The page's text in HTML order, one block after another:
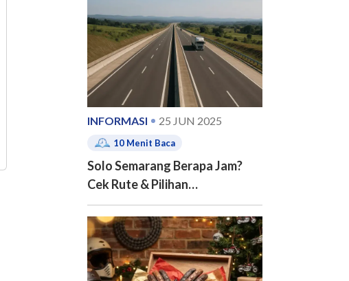
table of contents
INFORMASI 25 JUN 2025
10 Menit Baca
Solo Semarang Berapa Jam?
Cek Rute & Pilihan
Transportasinya